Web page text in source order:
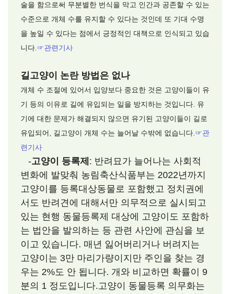
술을 함으로써 무분별한 번식을 막고 인간과 공존할 수 있는
수준으로 개체 수를 유지할 수 있다는 것인데 또 기대 수명
을 높일 수 있다는 점에서 긍정적인 대책으로 인식되고 있습
니다. ☞관련기사
길고양이 논란 방법은 없나
개체 수 조절에 있어서 입양보다 중요한 것은 고양이들이 유
기 등의 이유로 길에 유입되는 일을 방지하는 것입니다. 유
기에 대한 문제가 해결되지 않으면 유기된 고양이들이 길로
유입되어, 길고양이 개체 수는 늘어날 수밖에 없습니다. ☞관
련기사
-고양이 등록제 : 반려묘가 늘어나는 사회적
변화에 발맞춰 농림축산식품부는 2022년까지
고양이를 등록대상동물로 포함했고 정치권에
서도 반려견에 대해서만 의무적으로 실시되고
있는 현행 동물등록제 대상에 고양이도 포함하
는 법안을 발의하는 등 관련 사안에 관심을 보
이고 있습니다. 매년 잃어버리거나 버려지는
고양이는 3만 마리가량이지만 주인을 찾는 경
우는 2%도 안 됩니다. 개와 비교하면 확률이 9
분의 1 정도입니다.고양이 동물등록 의무화는